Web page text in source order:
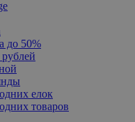
до 50%
елок
товаров